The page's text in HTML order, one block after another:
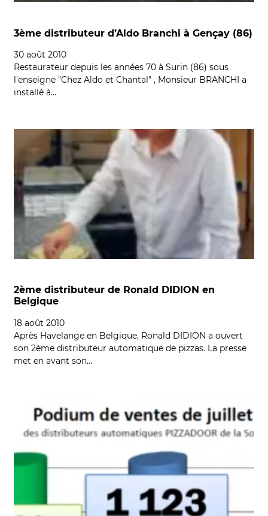
3ème distributeur d’Aldo Branchi à Gençay (86)
30 août 2010
Restaurateur depuis les années 70 à Surin (86) sous
l'enseigne "Chez Aldo et Chantal" , Monsieur BRANCHI a
installé à…
2ème distributeur de Ronald DIDION en
Belgique
18 août 2010
Après Havelange en Belgique, Ronald DIDION a ouvert
son 2ème distributeur automatique de pizzas. La presse
met en avant son…